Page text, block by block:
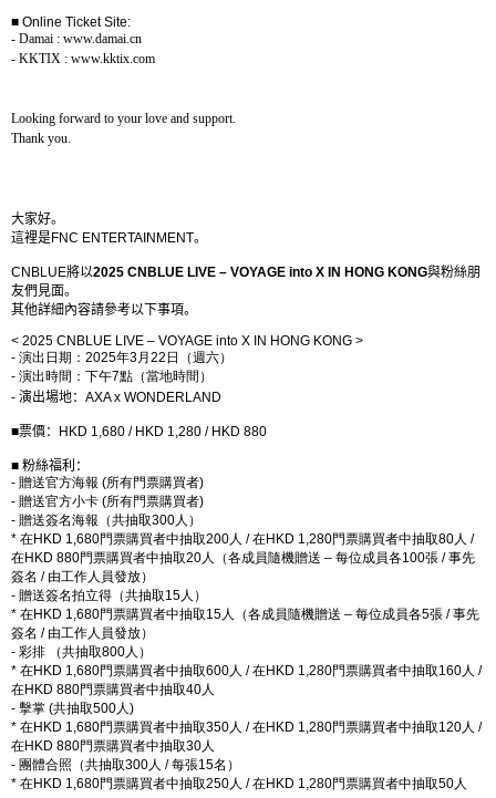
■ Online Ticket Site:
- Damai : www.damai.cn
- KKTIX : www.kktix.com
Looking forward to your love and support.
Thank you.
大家好。
這裡是FNC ENTERTAINMENT。
CNBLUE將以2025 CNBLUE LIVE – VOYAGE into X IN HONG KONG與粉絲朋
友們見面。
其他詳細內容請參考以下事項。
< 2025 CNBLUE LIVE – VOYAGE into X IN HONG KONG >
- 演出日期： 2025年3月22 日（週六）
- 演出時間：下午7點（當地時間）
- 演出場地： AXA x WONDERLAND
■票價： HKD 1,680 / HKD 1,280 / HKD 880
■ 粉絲福利：
- 贈送官方海報 (所有門票購買者)
- 贈送官方小卡 (所有門票購買者)
- 贈送簽名海報（共抽取300人）
* 在HKD 1,680門票購買者中抽取200人 /在HKD 1,280門票購買者中抽取80人 /
在HKD 880門票購買者中抽取20人（各成員隨機贈送 – 每位成員各100張 /事先
簽名 / 由工作人員發放）
- 贈送簽名拍立得（共抽取15人）
* 在HKD 1,680門票購買者中抽取15人（各成員隨機贈送 – 每位成員各5張 /事先
簽名 / 由工作人員發放）
- 彩排 （共抽取800人）
* 在HKD 1,680門票購買者中抽取600人 /在HKD 1,280門票購買者中抽取160人 /
在HKD 880門票購買者中抽取40人
- 擊掌 (共抽取500人)
* 在HKD 1,680門票購買者中抽取350人 /在HKD 1,280門票購買者中抽取120人 /
在HKD 880門票購買者中抽取30人
- 團體合照（共抽取300人 /每張15名）
* 在HKD 1,680門票購買者中抽取250人 /在HKD 1,280門票購買者中抽取50人